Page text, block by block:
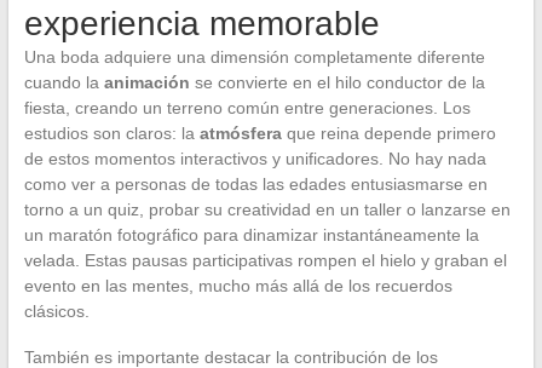
experiencia memorable
Una boda adquiere una dimensión completamente diferente
cuando la animación se convierte en el hilo conductor de la
fiesta, creando un terreno común entre generaciones. Los
estudios son claros: la atmósferaque reina depende primero
de estos momentos interactivos y unificadores. No hay nada
como ver a personas de todas las edades entusiasmarse en
torno a un quiz, probar su creatividad en un taller o lanzarse en
un maratón fotográfico para dinamizar instantáneamente la
velada. Estas pausas participativas rompen el hielo y graban el
evento en las mentes, mucho más allá de los recuerdos
clásicos.
También es importante destacar la contribución de los